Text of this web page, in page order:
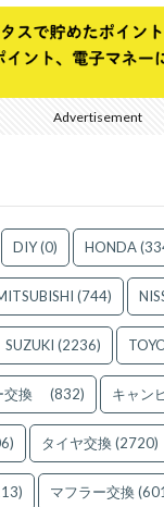
Advertisement
DIY(0) HONDA
(744)
SUZUKI (2236)
交換 (832) キャン
タイヤ交換(2720)
マフラー交換